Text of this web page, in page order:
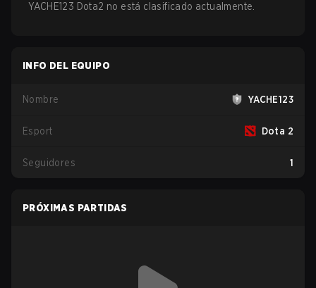
YACHE123 Dota2 no está clasificado actualmente.
INFO DEL EQUIPO
Nombre YACHE123
Esport Dota 2
Seguidores 1
PRÓXIMAS PARTIDAS